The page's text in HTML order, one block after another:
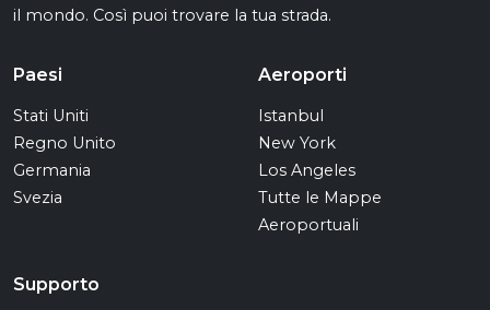
il mondo. Così puoi trovare la tua strada.
Paesi
Stati Uniti
Regno Unito
Germania
Svezia
Aeroporti
Istanbul
New York
Los Angeles
Tutte le Mappe
Aeroportuali
Supporto